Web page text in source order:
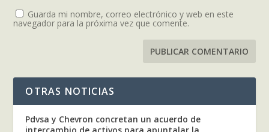
Guarda mi nombre, correo electrónico y web en este
navegador para la próxima vez que comente.
OTRAS NOTICIAS
Pdvsa y Chevron concretan un acuerdo de